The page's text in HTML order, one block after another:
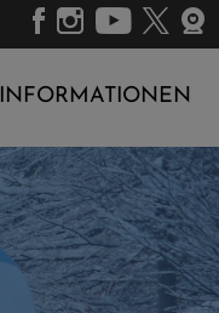
INFORMATIONEN